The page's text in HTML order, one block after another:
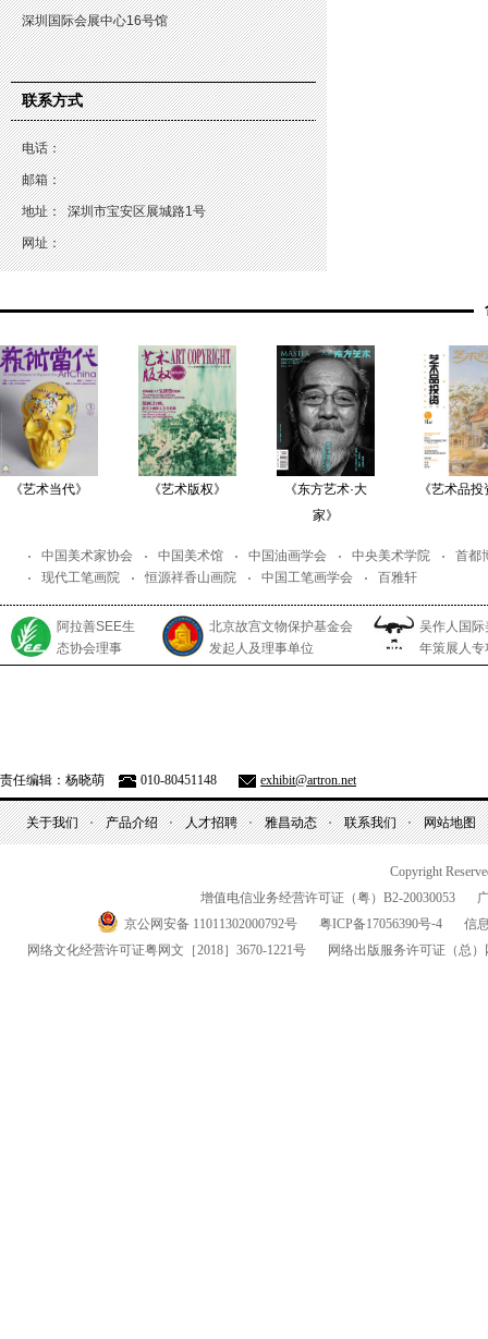
深圳国际会展中心16号馆
联系方式
电话：
邮箱：
地址： 深圳市宝安区展城路1号
网址：
《艺术当代》 《艺术版权》
《东方艺术·大
家》
《艺术品投
中国美术家协会 中国美术馆 中国油画学会 中央美术学院
首都
现代工笔画院
恒源祥香山画院 中国工笔画学会 百雅轩
阿拉善SEE生
态协会理事
北京故宫文物保护基金会
发起人及理事单位
吴作人国
年策展人专
责任编辑：杨晓萌 010-80451148 exhibit@artron.net
关于我们 产品介绍 人才招聘 雅昌动态 联系我们 网站地图
Copyright
增值电信业务经营许可证（粤） B2-20030053
京公网安备 11011302000792号
粤ICP备17056390号-4
信
网络文化经营许可证粤网文 ［2018］3670-1221号 网络出版服务许可证 （总